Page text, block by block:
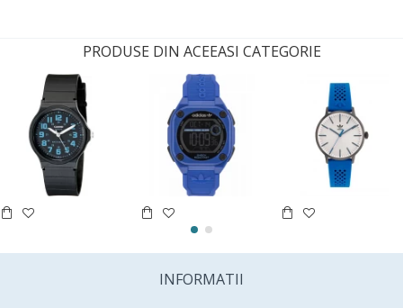
PRODUSE DIN ACEEASI CATEGORIE
INFORMATII